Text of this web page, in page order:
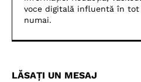
voce digitală influentă în tot
numai.
LĂSAȚI UN MESAJ